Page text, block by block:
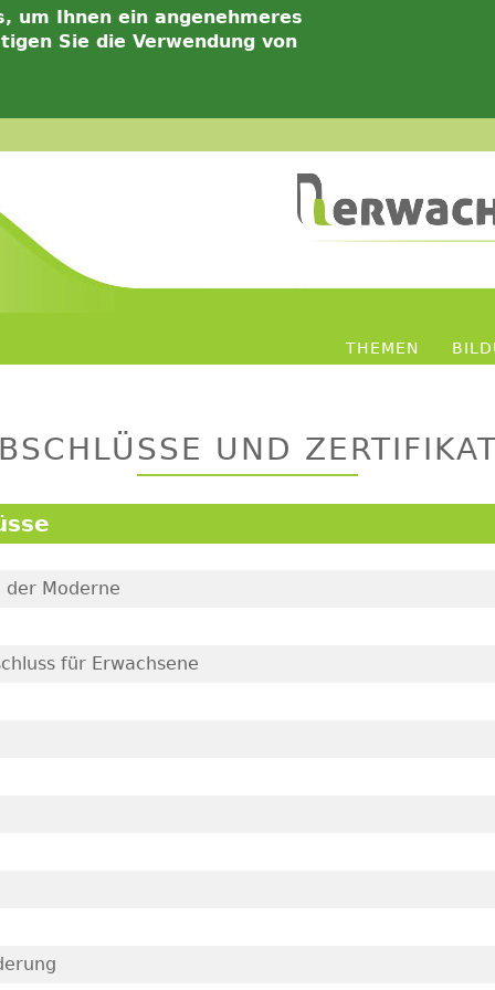
um Ihnen ein angenehmeres
Sie die Verwendung von
THEMEN
UND
der Moderne
für Erwachsene